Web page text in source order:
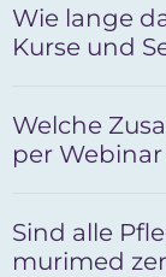
Wie lange
Kurse und
Welche
per
Sind alle
murimed